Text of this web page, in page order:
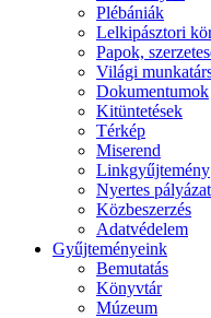
Plébániák
Lelkipásztori
Papok,
Világi
Dokumentumok
Kitüntetések
Térkép
Miserend
Linkgyűjtemény
Nyertes
Közbeszerzés
Adatvédelem
Gyűjteményeink
Bemutatás
Könyvtár
Múzeum